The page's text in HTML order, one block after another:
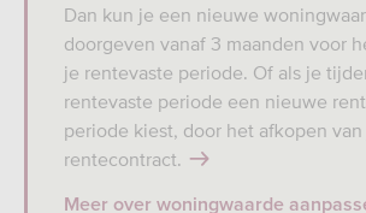
Dan kun je een nieuwe
doorgeven vanaf 3 maanden voor
je rentevaste periode. Of als je
rentevaste periode een nieuwe
periode kiest, door het afkopen
rentecontract.
Meer over woningwaarde